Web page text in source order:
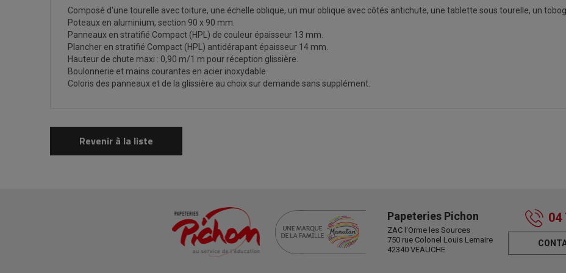
Composé d'une tourelle avec toiture, une échelle oblique, un mur oblique avec côtés antichute, une tablette sous tourelle, un
Poteaux en aluminium, section 90 x 90 mm.
Panneaux en stratifié Compact (HPL) de couleur épaisseur 13 mm.
Plancher en stratifié Compact (HPL) antidérapant épaisseur 14 mm.
Hauteur de chute maxi : 0,90 m/1 m pour réception glissière.
Boulonnerie et mains courantes en acier inoxydable.
Coloris des panneaux et de la glissière au choix sur demande sans supplément.
Revenir à la liste
Papeteries Pichon
ZAC l'Orme les Sources
750 rue Colonel Louis Lemaire
42340 VEAUCHE
04